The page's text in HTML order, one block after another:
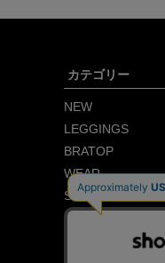
カテゴリー
NEW
LEGGINGS
BRATOP
WEAR
SET ITEM
GIFT